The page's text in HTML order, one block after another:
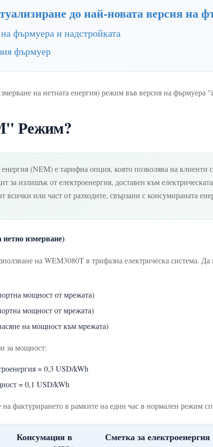
до най-новата версия на
фърмуера и надстройката
фърмуер
на нетната енергия) режим във версия на фърмуера
Режим?
(NEM) е тарифна опция, която позволява на клиенти
за излишък от електроенергия, доставен към
всички или част от разходите, свързани с консумираната
измерване)
на WEM3080T в трифазна електрическа система.
мощност от мрежата)
мощност от мрежата)
на мощност към мрежата)
за мощност:
= 0,3 USD/kWh
= 0,1 USD/kWh
фактурирането в рамките на един час в нормален режим
Консумация в
Сметка за електроенергия